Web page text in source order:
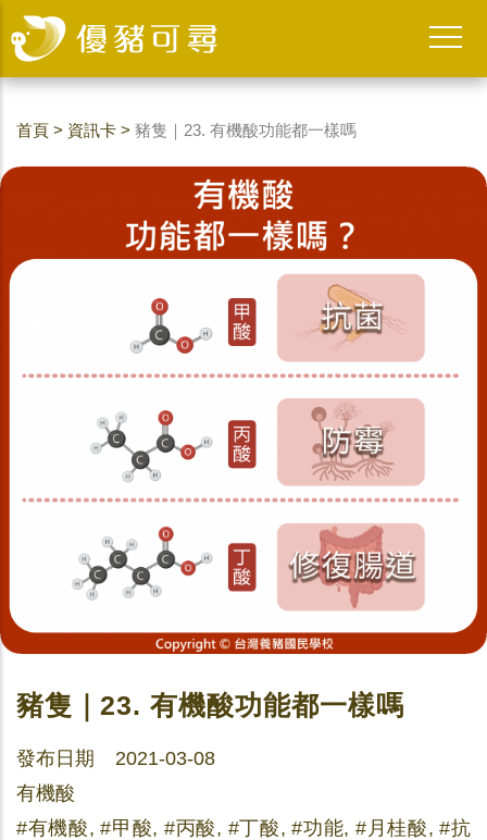
首頁 > 資訊卡 > 豬隻｜23. 有機酸功能都一樣嗎
豬隻｜23. 有機酸功能都一樣嗎
發布日期 2021-03-08
有機酸
#有機酸, #甲酸, #丙酸, #丁酸, #功能, #月桂酸, #抗